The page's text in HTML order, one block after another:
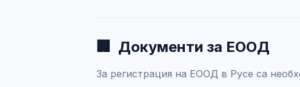
🏢 Документи за ЕООД
За регистрация на ЕООД в Русе са